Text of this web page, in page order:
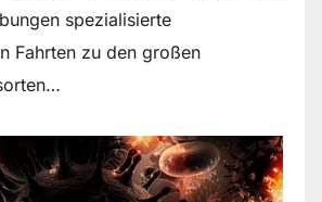
spezialisierte
Fahrten zu den großen